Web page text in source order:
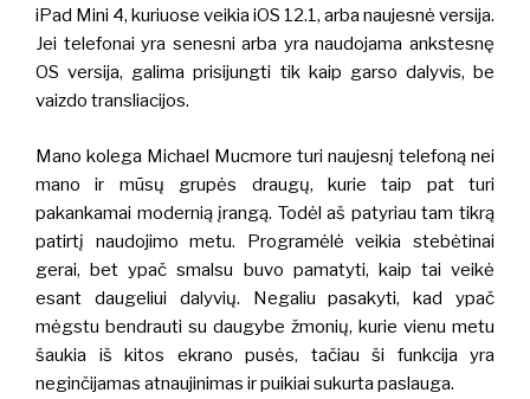
iPad Mini 4, kuriuose veikia iOS 12.1, arba naujesnė versija.
Jei telefonai yra senesni arba yra naudojama ankstesnę
OS versija, galima prisijungti tik kaip garso dalyvis, be
vaizdo transliacijos.
Mano kolega Michael Mucmore turi naujesnį telefoną nei
mano ir mūsų grupės draugų, kurie taip pat turi
pakankamai modernią įrangą. Todėl aš patyriau tam tikrą
patirtį naudojimo metu. Programėlė veikia stebėtinai
gerai, bet ypač smalsu buvo pamatyti, kaip tai veikė
esant daugeliui dalyvių. Negaliu pasakyti, kad ypač
mėgstu bendrauti su daugybe žmonių, kurie vienu metu
šaukia iš kitos ekrano pusės, tačiau ši funkcija yra
neginčijamas atnaujinimas ir puikiai sukurta paslauga.